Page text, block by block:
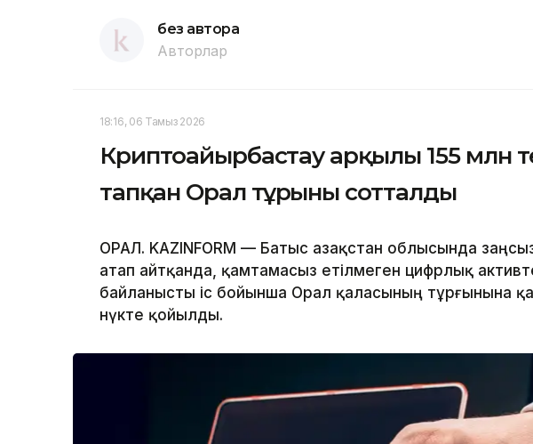
без автора
Авторлар
18:16, 06 Тамыз 2026
Криптоайырбастау арқылы 155 млн
тапқан Орал тұрғыны сотталды
ОРАЛ. KAZINFORM — Батыс Қазақстан облысында
атап айтқанда, қамтамасыз етілмеген цифрлық
байланысты іс бойынша Орал қаласының тұрғынына
нүкте қойылды.